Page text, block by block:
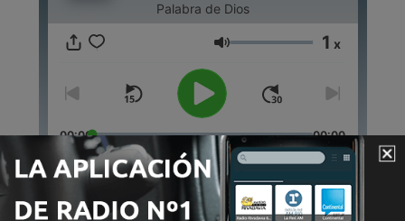
Palabra de Dios
Volumen 1 x
00:00 00:00
Episodios